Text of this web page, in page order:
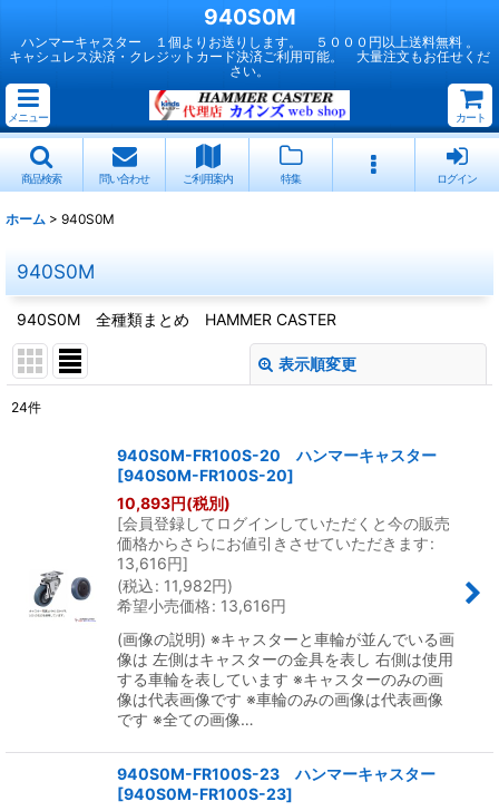
940S0M
ハンマーキャスター １個よりお送りします。 ５０００円以上送料無料 。
キャシュレス決済・クレジットカード決済ご利用可能。 大量注文もお任せくだ
さい。
メニュー カート
商品検索 問い合わせ ご利用案内 特集 ログイン
ホーム > 940S0M
940S0M
940S0M 全種類まとめ HAMMER CASTER
表示順変更
絞り込む
24件
940S0M-FR100S-20 ハンマーキャスター
[940S0M-FR100S-20]
10,893円(税別)
[会員登録してログインしていただくと今の販売
価格からさらにお値引きさせていただきます:
13,616円]
(税込: 11,982円)
希望小売価格: 13,616円
(画像の説明) ※キャスターと車輪が並んでいる画
像は 左側はキャスターの金具を表し 右側は使用
する車輪を表しています ※キャスターのみの画
像は代表画像です ※車輪のみの画像は代表画像
です ※全ての画像…
940S0M-FR100S-23 ハンマーキャスター
[940S0M-FR100S-23]